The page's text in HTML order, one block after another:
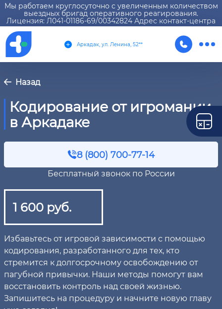
Мы работаем круглосуточно с увеличенным количеством
выездных бригад оперативного реагирования.
Лицензия: Л041-01186-69/00342824 Адрес контакт-центра
Аркадак, ул. Ленина, 52**
Назад
Кодирование от игромании
в Аркадаке
8 (800) 700-77-14
Бесплатный звонок по России
1 600 руб.
Избавьтесь от игровой зависимости с помощью
кодирования, разработанного для тех, кто
стремится к долгосрочному освобождению от
пагубной привычки. Наши методы помогут вам
восстановить контроль над своей жизнью.
Запишитесь на процедуру и начните новую главу